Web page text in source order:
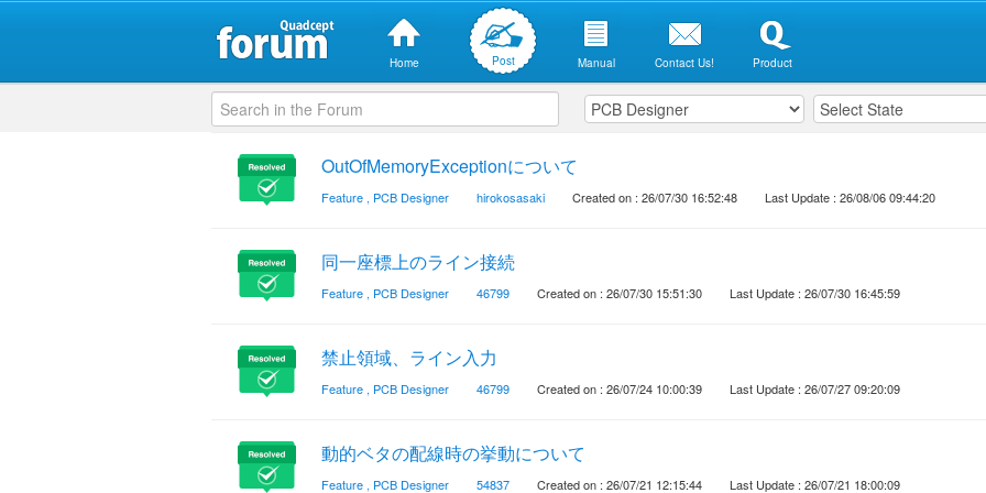
Home Post Manual Contact Us! Product
OutOfMemoryExceptionについて
Feature , PCB Designer hirokosasaki Created on : 26/07/30 16:52:48 Last Update : 26/08/06 09:44:20
同一座標上のライン接続
Feature , PCB Designer 46799 Created on : 26/07/30 15:51:30 Last Update : 26/07/30 16:45:59
禁止領域、ライン入力
Feature , PCB Designer 46799 Created on : 26/07/24 10:00:39 Last Update : 26/07/27 09:20:09
動的ベタの配線時の挙動について
Feature , PCB Designer 54837 Created on : 26/07/21 12:15:44 Last Update : 26/07/21 18:00:09